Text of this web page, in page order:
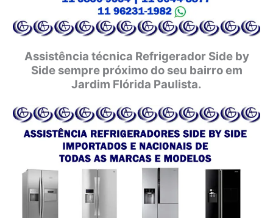
Assistência técnica Refrigerador Side by
Side sempre próximo do seu bairro em
Jardim Flórida Paulista.